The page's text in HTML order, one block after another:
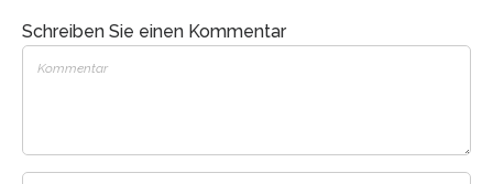
Schreiben Sie einen Kommentar